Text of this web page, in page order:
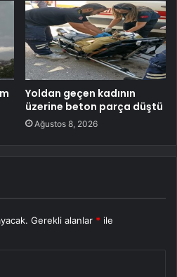
Yoldan geçen kadının
üzerine beton parça düştü
Ağustos 8, 2026
Gerekli alanlar * ile